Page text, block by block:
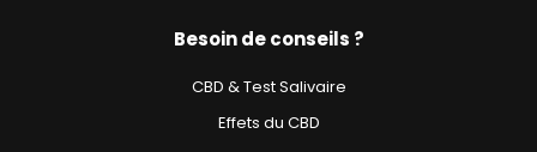
Besoin de conseils ?
CBD & Test Salivaire
Effets du CBD